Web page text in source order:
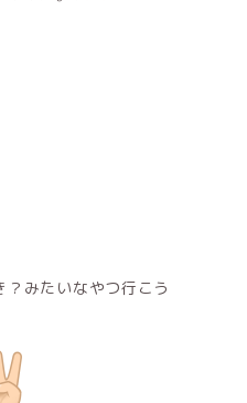
みたいなやつ行こう